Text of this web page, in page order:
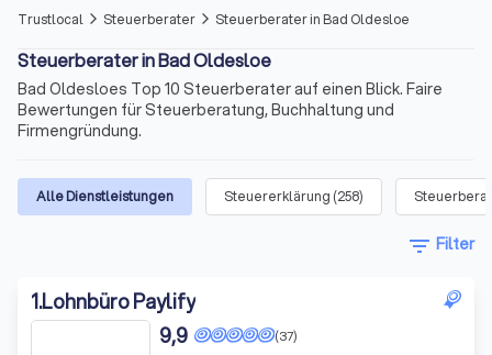
Trustlocal arrow_forward_ios Steuerberater arrow_forward_ios Steuerberater in Bad Oldesloe
Steuerberater in Bad Oldesloe
Bad Oldesloes Top 10 Steuerberater auf einen Blick. Faire
Bewertungen für Steuerberatung, Buchhaltung und
Firmengründung.
Alle Dienstleistungen Steuererklärung (258)
filter_list Filter
1.Lohnbüro Paylify
(37)
9,9